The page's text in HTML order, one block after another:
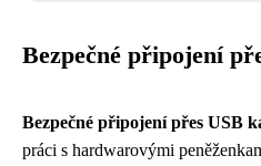
Bezpečné připojení
Bezpečné připojení přes USB
práci s hardwarovými